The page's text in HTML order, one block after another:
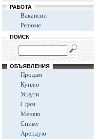
РАБОТА
Вакансии
Резюме
ПОИСК
ОБЪЯВЛЕНИЯ
Продам
Куплю
Услуги
Сдам
Меняю
Сниму
Арендую